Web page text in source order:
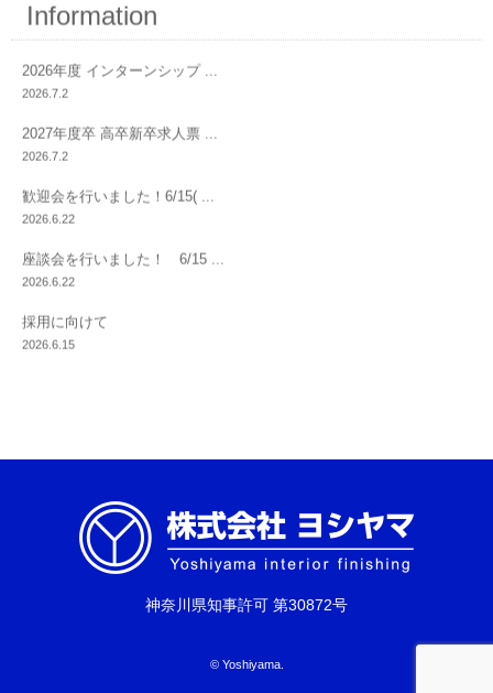
Information
2026年度 インターンシップ ...
2026.7.2
2027年度卒 高卒新卒求人票 ...
2026.7.2
歓迎会を行いました！6/15( ...
2026.6.22
座談会を行いました！ 6/15 ...
2026.6.22
採用に向けて
2026.6.15
神奈川県知事許可 第30872号
© Yoshiyama.